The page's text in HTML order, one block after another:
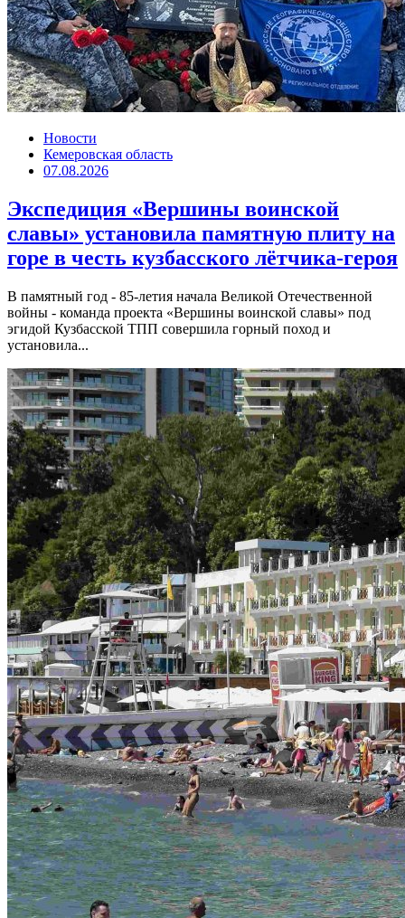
Новости
Кемеровская область
07.08.2026
Экспедиция «Вершины воинской
славы» установила памятную плиту на
горе в честь кузбасского лётчика-героя
В памятный год - 85-летия начала Великой Отечественной
войны - команда проекта «Вершины воинской славы» под
эгидой Кузбасской ТПП совершила горный поход и
установила...